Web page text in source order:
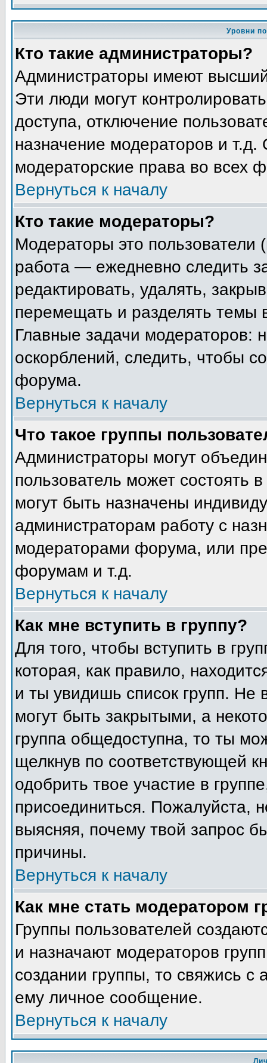
Уровни
Кто такие администраторы?
Администраторы имеют
Эти люди могут
доступа, отключение
назначение модераторов и
модераторские права во всех
Вернуться к началу
Кто такие модераторы?
Модераторы это пользователи
работа — ежедневно следить
редактировать, удалять,
перемещать и разделять темы
Главные задачи модераторов:
оскорблений, следить, чтобы
форума.
Вернуться к началу
Что такое группы
Администраторы могут
пользователь может состоять
могут быть назначены
администраторам работу с
модераторами форума, или
форумам и т.д.
Вернуться к началу
Как мне вступить в группу?
Для того, чтобы вступить в
которая, как правило,
и ты увидишь список групп. Не
могут быть закрытыми, а
группа общедоступна, то ты
щелкнув по соответствующей
одобрить твое участие в
присоединиться. Пожалуйста,
выясняя, почему твой запрос
причины.
Вернуться к началу
Как мне стать модератором
Группы пользователей
и назначают модераторов
создании группы, то свяжись с
ему личное сообщение.
Вернуться к началу